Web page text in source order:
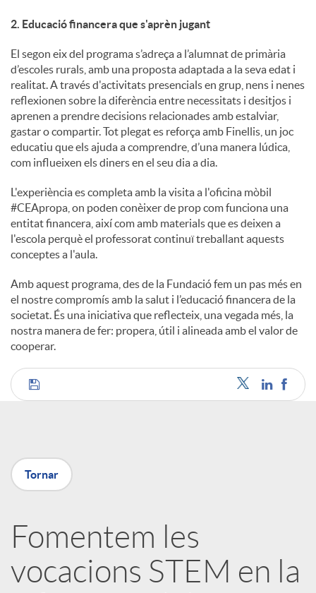
2. Educació financera que s'aprèn jugant
El segon eix del programa s’adreça a l’alumnat de primària
d’escoles rurals, amb una proposta adaptada a la seva edat i
realitat. A través d'activitats presencials en grup, nens i nenes
reflexionen sobre la diferència entre necessitats i desitjos i
aprenen a prendre decisions relacionades amb estalviar,
gastar o compartir. Tot plegat es reforça amb Finellis, un joc
educatiu que els ajuda a comprendre, d’una manera lúdica,
com influeixen els diners en el seu dia a dia.
L'experiència es completa amb la visita a l'oficina mòbil
#CEApropa, on poden conèixer de prop com funciona una
entitat financera, així com amb materials que es deixen a
l'escola perquè el professorat continuï treballant aquests
conceptes a l'aula.
Amb aquest programa, des de la Fundació fem un pas més en
el nostre compromís amb la salut i l’educació financera de la
societat. És una iniciativa que reflecteix, una vegada més, la
nostra manera de fer: propera, útil i alineada amb el valor de
cooperar.
C
o
m
p
a
Tornar
Fomentem les
vocacions STEM en la